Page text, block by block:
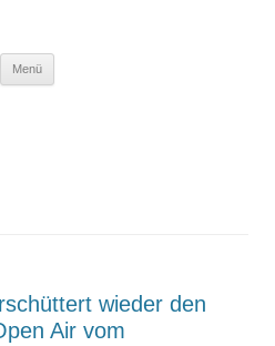
Menü
wieder den
Air vom